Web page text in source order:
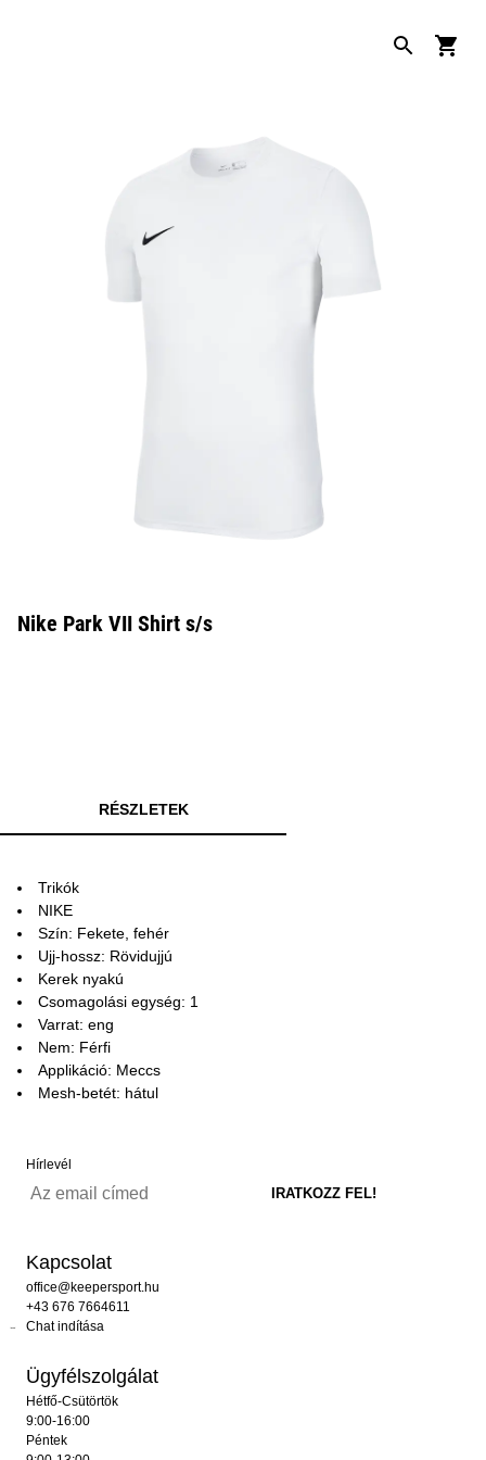
Nike Park VII Shirt s/s
RÉSZLETEK
Trikók
NIKE
Szín: Fekete, fehér
Ujj-hossz: Rövidujjú
Kerek nyakú
Csomagolási egység: 1
Varrat: eng
Nem: Férfi
Applikáció: Meccs
Mesh-betét: hátul
Hírlevél
Kapcsolat
office@keepersport.hu
+43 676 7664611
Chat indítása
Ügyfélszolgálat
Hétfő-Csütörtök
9:00-16:00
Péntek